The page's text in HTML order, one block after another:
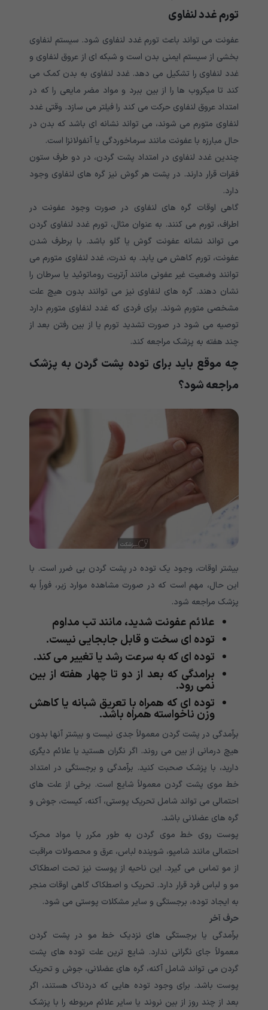
تورم غدد لنفاوی
عفونت می تواند باعث تورم غدد لنفاوی شود. سیستم لنفاوی
بخشی از سیستم ایمنی بدن است و شبکه ای از عروق لنفاوی و
غدد لنفاوی را تشکیل می دهد. غدد لنفاوی به بدن کمک می
کند تا میکروب ها را از بین ببرد و مواد مضر مایعی را که در
امتداد عروق لنفاوی حرکت می کند را فیلتر می سازد. وقتی غدد
لنفاوی متورم می شوند، می تواند نشانه ای باشد که بدن در
حال مبارزه با عفونت مانند سرماخوردگی یا آنفولانزا است.
چندین غدد لنفاوی در امتداد پشت گردن، در دو طرف ستون
فقرات قرار دارند. در پشت هر گوش نیز گره های لنفاوی وجود
دارد.
گاهی اوقات گره های لنفاوی در صورت وجود عفونت در
اطراف، تورم می کنند. به عنوان مثال، تورم غدد لنفاوی گردن
می تواند نشانه عفونت گوش یا گلو باشد. با برطرف شدن
عفونت، تورم کاهش می یابد. به ندرت، غدد لنفاوی متورم می
توانند وضعیت غیر عفونی مانند آرتریت روماتوئید یا سرطان را
نشان دهند. گره های لنفاوی نیز می توانند بدون هیچ علت
مشخصی متورم شوند. برای فردی که غدد لنفاوی متورم دارد
توصیه می شود در صورت تشدید تورم یا از بین رفتن بعد از
چند هفته به پزشک مراجعه کند.
چه موقع باید برای توده پشت گردن به پزشک
مراجعه شود؟
بیشتر اوقات، وجود یک توده در پشت گردن بی ضرر است. با
این حال، مهم است که در صورت مشاهده موارد زیر، فوراً به
پزشک مراجعه شود.
علائم عفونت شدید، مانند تب مداوم
توده ای سخت و قابل جابجایی نیست.
توده ای که به سرعت رشد یا تغییر می کند.
برامدگی که بعد از دو تا چهار هفته از بین
نمی رود.
توده ای که همراه با تعریق شبانه یا کاهش
وزن ناخواسته همراه باشد.
برآمدگی در پشت گردن معمولاً جدی نیست و بیشتر آنها بدون
هیچ درمانی از بین می روند. اگر نگران هستید یا علائم دیگری
دارید، با پزشک صحبت کنید. برآمدگی و برجستگی در امتداد
خط موی پشت گردن معمولاً شایع است. برخی از علت های
احتمالی می تواند شامل تحریک پوستی، آکنه، کیست، جوش و
گره های عضلانی باشد.
پوست روی خط موی گردن به طور مکرر با مواد محرک
احتمالی مانند شامپو، شوینده لباس، عرق و محصولات مراقبت
از مو تماس می گیرد. این ناحیه از پوست نیز تحت اصطکاک
مو و لباس فرد قرار دارد. تحریک و اصطکاک گاهی اوقات منجر
به ایجاد توده، برجستگی و سایر مشکلات پوستی می شود.
حرف آخر
برآمدگی یا برجستگی های نزدیک خط مو در پشت گردن
معمولاً جای نگرانی ندارد. شایع ترین علت توده های پشت
گردن می تواند شامل آکنه، گره های عضلانی، جوش و تحریک
پوست باشد. برای وجود توده هایی که دردناک هستند، اگر
بعد از چند روز از بین نروند یا سایر علائم مربوطه را با پزشک